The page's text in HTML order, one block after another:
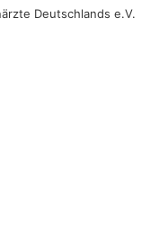
Deutschlands e.V.